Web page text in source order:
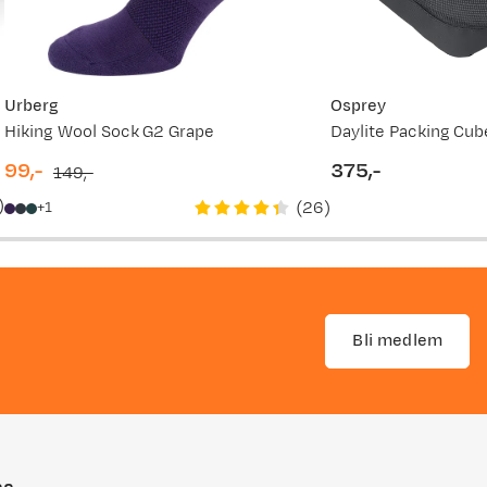
Urberg
Hiking Wool Sock G2 Grape
price
99,-
price
149,-
1 (26)
Osprey
Daylite Packing
375,-
Bli medlem